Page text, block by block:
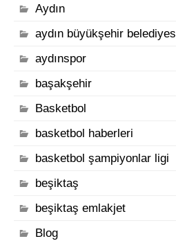
Aydın
aydın büyükşehir
aydınspor
başakşehir
Basketbol
basketbol haberleri
basketbol şampiyonlar ligi
beşiktaş
beşiktaş emlakjet
Blog